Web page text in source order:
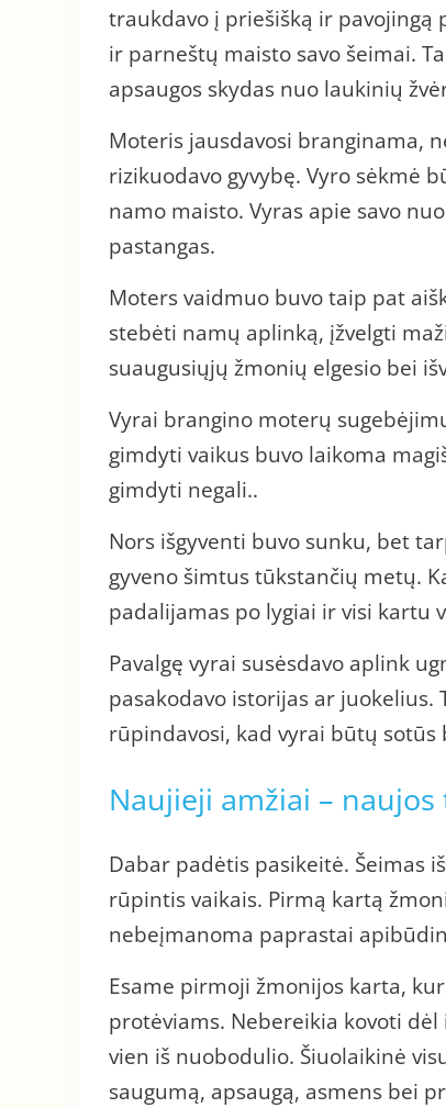
traukdavo į priešišką ir pavojingą
ir parneštų maisto savo šeimai.
apsaugos skydas nuo laukinių
Moteris jausdavosi branginama,
rizikuodavo gyvybę. Vyro sėkmė
namo maisto. Vyras apie savo
pastangas.
Moters vaidmuo buvo taip pat
stebėti namų aplinką, įžvelgti
suaugusiųjų žmonių elgesio bei
Vyrai brangino moterų
gimdyti vaikus buvo laikoma
gimdyti negali..
Nors išgyventi buvo sunku, bet
gyveno šimtus tūkstančių metų.
padalijamas po lygiai ir visi kartu
Pavalgę vyrai susėsdavo aplink
pasakodavo istorijas ar
rūpindavosi, kad vyrai būtų sotūs
Naujieji amžiai – naujos
Dabar padėtis pasikeitė. Šeimas
rūpintis vaikais. Pirmą kartą
nebeįmanoma paprastai
Esame pirmoji žmonijos karta,
protėviams. Nebereikia kovoti
vien iš nuobodulio. Šiuolaikinė
saugumą, apsaugą, asmens bei